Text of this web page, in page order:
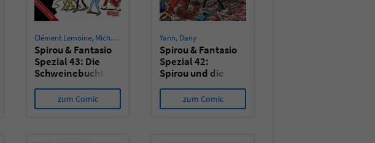
Clément Lemoine, Michaël Baril Elric Dufau
Spirou & Fantasio
Spezial 43: Die
Schweinebucht
zum Comic
Yann, Dany
Spirou & Fantasio
Spezial 42:
Spirou und die
zum Comic